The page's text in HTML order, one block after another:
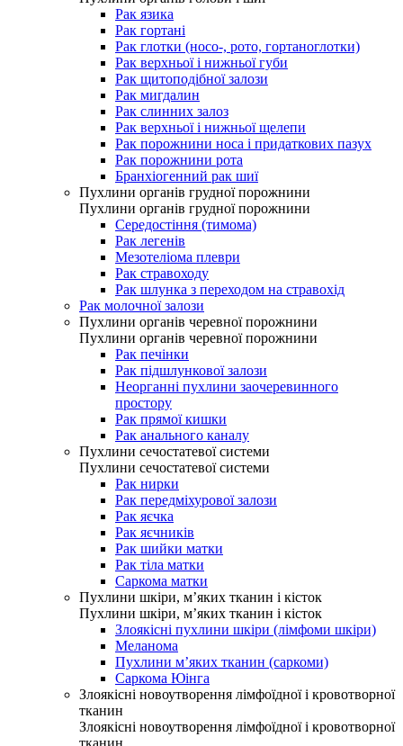
Рак язика
Рак гортані
Рак глотки (носо-, рото, гортаноглотки)
Рак верхньої і нижньої губи
Рак щитоподібної залози
Рак мигдалин
Рак слинних залоз
Рак верхньої і нижньої щелепи
Рак порожнини носа і придаткових пазух
Рак порожнини рота
Бранхіогенний рак шиї
Пухлини органів грудної порожнини
Пухлини органів грудної порожнини
Середостіння (тимома)
Рак легенів
Мезотеліома плеври
Рак стравоходу
Рак шлунка з переходом на стравохід
Рак молочної залози
Пухлини органів черевної порожнини
Пухлини органів черевної порожнини
Рак печінки
Рак підшлункової залози
Неорганні пухлини заочеревинного
простору
Рак прямої кишки
Рак анального каналу
Пухлини сечостатевої системи
Пухлини сечостатевої системи
Рак нирки
Рак передміхурової залози
Рак яєчка
Рак яєчників
Рак шийки матки
Рак тіла матки
Саркома матки
Пухлини шкіри, м’яких тканин і кісток
Пухлини шкіри, м’яких тканин і кісток
Злоякісні пухлини шкіри (лімфоми шкіри)
Меланома
Пухлини м’яких тканин (саркоми)
Саркома Юінга
Злоякісні новоутворення лімфоїдної і кровотворної
тканин
Злоякісні новоутворення лімфоїдної і кровотворної
тканин